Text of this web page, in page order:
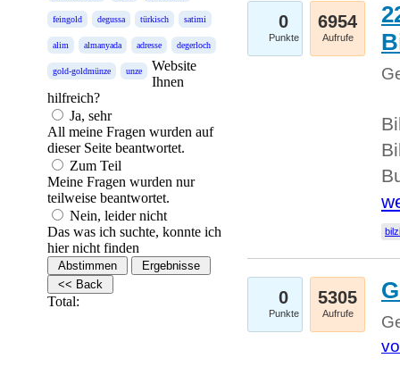
feingold degussa türkisch satimi
alim almanyada adresse degerloch
gold-goldmünze unze
Website
Ihnen
hilfreich?
Ja, sehr
All meine Fragen wurden auf
dieser Seite beantwortet.
Zum Teil
Meine Fragen wurden nur
teilweise beantwortet.
Nein, leider nicht
Das was ich suchte, konnte ich
hier nicht finden
Total:
0
Punkte
6954
Aufrufe
0
Punkte
5305
Aufrufe